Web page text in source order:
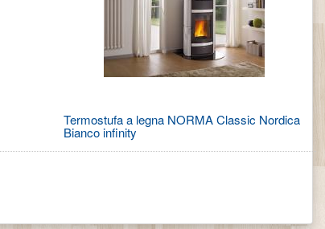
Termostufa a legna NORMA Classic Nordica
Bianco infinity